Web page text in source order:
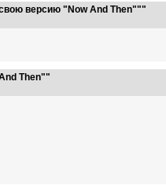
версию "Now And Then"""
Then""